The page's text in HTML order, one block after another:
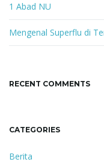
1 Abad NU
Mengenal Superflu di
RECENT COMMENTS
CATEGORIES
Berita